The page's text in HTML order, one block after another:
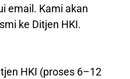
email. Kami akan
ke Ditjen HKI.
HKI (proses 6–12